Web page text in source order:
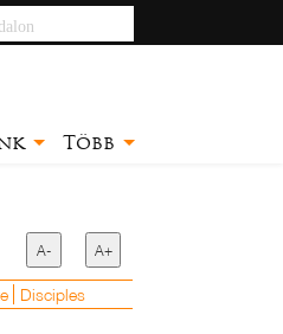
oldalon
Több
A- A+
Disciples